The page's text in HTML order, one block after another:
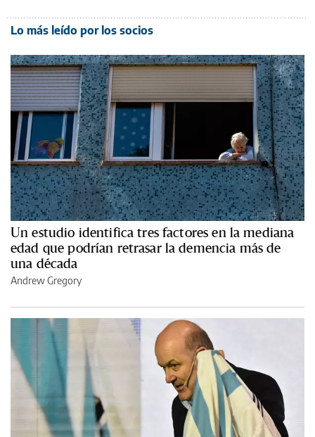
Lo más leído por los socios
Un estudio identifica tres factores en la mediana
edad que podrían retrasar la demencia más de
una década
Andrew Gregory